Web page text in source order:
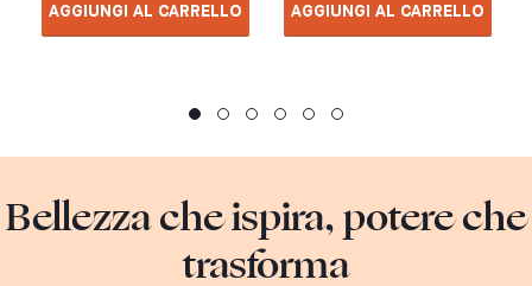
AGGIUNGI AL CARRELLO AGGIUNGI AL CARRELLO
Bellezza che ispira, potere che
trasforma